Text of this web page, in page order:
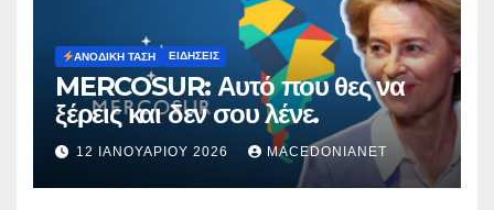
ΑΝΟΔΙΚΉ ΤΆΣΗ ΕΙΔΉΣΕΙΣ
MERCOSUR: Αυτό που θες να
ξέρεις και δεν σου λένε.
12 ΙΑΝΟΥΑΡΊΟΥ 2026 MACEDONIANET